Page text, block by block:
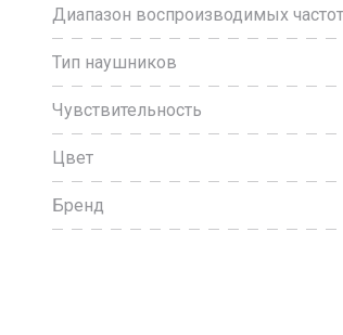
Диапазон воспроизводимых частот
Тип наушников
Чувствительность
Цвет
Бренд